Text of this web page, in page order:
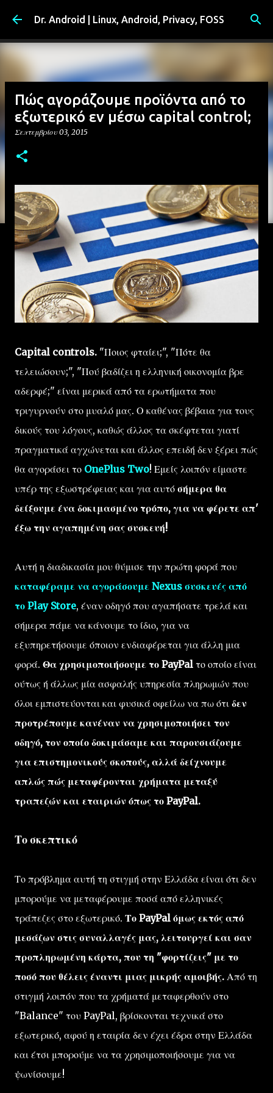
Μετάβαση στο κύριο περιεχόμενο
Dr. Android | Linux, Android, Privacy, FOSS
Πώς αγοράζουμε προϊόντα από το
εξωτερικό εν μέσω capital control;
Σεπτεμβρίου 03, 2015
Capital controls. "Ποιος φταίει;", "Πότε θα
τελειώσουν;", "Πού βαδίζει η ελληνική οικονομία βρε
αδερφέ;" είναι μερικά από τα ερωτήματα που
τριγυρνούν στο μυαλό μας. Ο καθένας βέβαια για τους
δικούς του λόγους, καθώς άλλος τα σκέφτεται γιατί
πραγματικά αγχώνεται και άλλος επειδή δεν ξέρει πώς
θα αγοράσει το OnePlus Two! Εμείς λοιπόν είμαστε
υπέρ της εξωστρέφειας και για αυτό σήμερα θα
δείξουμε ένα δοκιμασμένο τρόπο, για να φέρετε απ'
έξω την αγαπημένη σας συσκευή!
Αυτή η διαδικασία μου θύμισε την πρώτη φορά που
καταφέραμε να αγοράσουμε Nexus συσκευές από
το Play Store, έναν οδηγό που αγαπήσατε τρελά και
σήμερα πάμε να κάνουμε το ίδιο, για να
εξυπηρετήσουμε όποιον ενδιαφέρεται για άλλη μια
φορά. Θα χρησιμοποιήσουμε το PayPal το οποίο είναι
ούτως ή άλλως μία ασφαλής υπηρεσία πληρωμών που
όλοι εμπιστεύονται και φυσικά οφείλω να πω ότι δεν
προτρέπουμε κανέναν να χρησιμοποιήσει τον
οδηγό, τον οποίο δοκιμάσαμε και παρουσιάζουμε
για επιστημονικούς σκοπούς, αλλά δείχνουμε
απλώς πώς μεταφέρονται χρήματα μεταξύ
τραπεζών και εταιριών όπως το PayPal.
Το σκεπτικό
Το πρόβλημα αυτή τη στιγμή στην Ελλάδα είναι ότι δεν
μπορούμε να μεταφέρουμε ποσά από ελληνικές
τράπεζες στο εξωτερικό. Το PayPal όμως εκτός από
μεσάζων στις συναλλαγές μας, λειτουργεί και σαν
προπληρωμένη κάρτα, που τη "φορτίζεις" με το
ποσό που θέλεις έναντι μιας μικρής αμοιβής. Από τη
στιγμή λοιπόν που τα χρήματά μεταφερθούν στο
"Balance" του PayPal, βρίσκονται τεχνικά στο
εξωτερικό, αφού η εταιρία δεν έχει έδρα στην Ελλάδα
και έτσι μπορούμε να τα χρησιμοποιήσουμε για να
ψωνίσουμε!